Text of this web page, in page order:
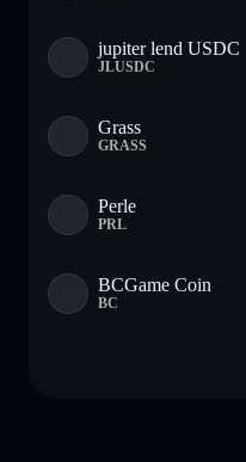
jupiter lend USDC
JLUSDC
Grass
GRASS
Perle
PRL
BCGame Coin
BC